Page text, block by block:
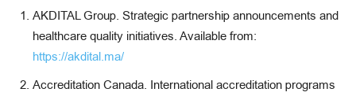
AKDITAL Group. Strategic partnership announcements and
healthcare quality initiatives. Available from:
https://akdital.ma/
Accreditation Canada. International accreditation programs